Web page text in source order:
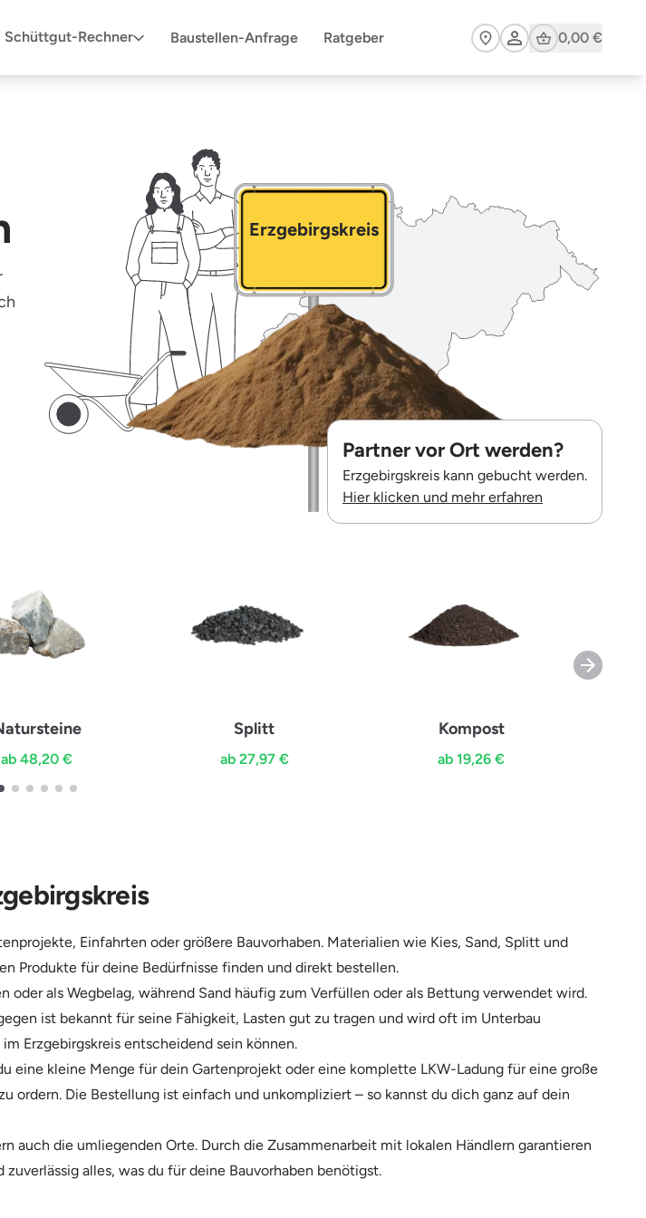
Schüttgut-Rechner Baustellen-Anfrage Ratgeber Cart0,00 €
Erzgebirgskreis
Partner vor Ort werden?
Erzgebirgskreis kann gebucht werden.
Hier klicken und mehr erfahren
ab 48,20 €
Splitt
ab 27,97 €
Kompost
ab 19,26 €
Einfahrten oder größere Bauvorhaben. Materialien wie Kies, Sand, Splitt und
Produkte für deine Bedürfnisse finden und direkt bestellen.
als Wegbelag, während Sand häufig zum Verfüllen oder als Bettung verwendet wird.
ist bekannt für seine Fähigkeit, Lasten gut zu tragen und wird oft im Unterbau
Erzgebirgskreis entscheidend sein können.
eine kleine Menge für dein Gartenprojekt oder eine komplette LKW-Ladung für eine große
Die Bestellung ist einfach und unkompliziert – so kannst du dich ganz auf dein
auch die umliegenden Orte. Durch die Zusammenarbeit mit lokalen Händlern garantieren
alles, was du für deine Bauvorhaben benötigst.